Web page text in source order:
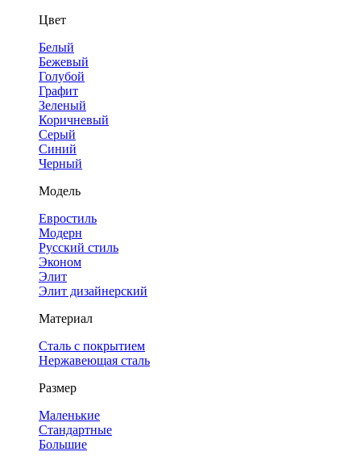
Цвет
Белый
Бежевый
Голубой
Графит
Зеленый
Коричневый
Серый
Синий
Черный
Модель
Евростиль
Модерн
Русский стиль
Эконом
Элит
Элит дизайнерский
Материал
Сталь с покрытием
Нержавеющая сталь
Размер
Маленькие
Стандартные
Большие